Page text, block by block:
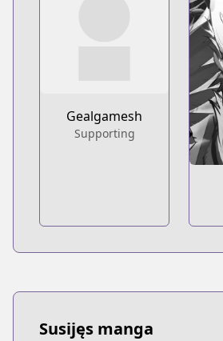
Gealgamesh
Supporting
Susijęs manga